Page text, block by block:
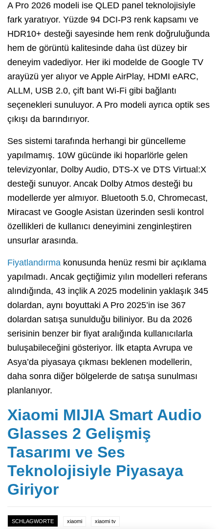
A Pro 2026 modeli ise QLED panel teknolojisiyle
fark yaratıyor. Yüzde 94 DCI-P3 renk kapsamı ve
HDR10+ desteği sayesinde hem renk doğruluğunda
hem de görüntü kalitesinde daha üst düzey bir
deneyim vadediyor. Her iki modelde de Google TV
arayüzü yer alıyor ve Apple AirPlay, HDMI eARC,
ALLM, USB 2.0, çift bant Wi-Fi gibi bağlantı
seçenekleri sunuluyor. A Pro modeli ayrıca optik ses
çıkışı da barındırıyor.
Ses sistemi tarafında herhangi bir güncelleme
yapılmamış. 10W gücünde iki hoparlörle gelen
televizyonlar, Dolby Audio, DTS-X ve DTS Virtual:X
desteği sunuyor. Ancak Dolby Atmos desteği bu
modellerde yer almıyor. Bluetooth 5.0, Chromecast,
Miracast ve Google Asistan üzerinden sesli kontrol
özellikleri de kullanıcı deneyimini zenginleştiren
unsurlar arasında.
Fiyatlandırma konusunda henüz resmi bir açıklama
yapılmadı. Ancak geçtiğimiz yılın modelleri referans
alındığında, 43 inçlik A 2025 modelinin yaklaşık 345
dolardan, aynı boyuttaki A Pro 2025’in ise 367
dolardan satışa sunulduğu biliniyor. Bu da 2026
serisinin benzer bir fiyat aralığında kullanıcılarla
buluşabileceğini gösteriyor. İlk etapta Avrupa ve
Asya’da piyasaya çıkması beklenen modellerin,
daha sonra diğer bölgelerde de satışa sunulması
planlanıyor.
Xiaomi MIJIA Smart Audio
Glasses 2 Gelişmiş
Tasarımı ve Ses
Teknolojisiyle Piyasaya
Giriyor
SCHLAGWORTE xiaomi xiaomi tv